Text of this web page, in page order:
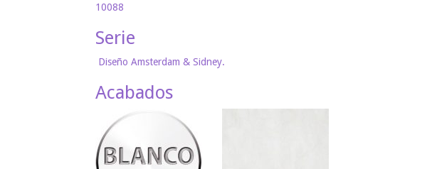
10088
Serie
Diseño Amsterdam & Sidney.
Acabados